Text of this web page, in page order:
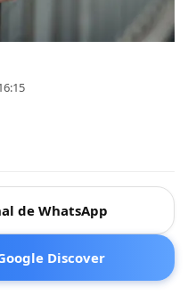
de WhatsApp
Discover